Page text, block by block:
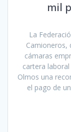
mil
La
Camioneros,
cámaras
cartera
Olmos una
el pago de